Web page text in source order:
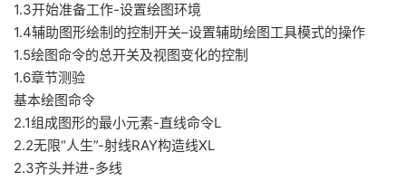
1.3开始准备工作-设置绘图环境
1.4辅助图形绘制的控制开关–设置辅助绘图工具模式的操作
1.5绘图命令的总开关及视图变化的控制
1.6章节测验
基本绘图命令
2.1组成图形的最小元素-直线命令L
2.2无限“人生”-射线RAY构造线XL
2.3齐头并进-多线